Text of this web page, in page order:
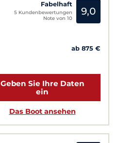
Fabelhaft
5 Kundenbewertungen
Note von 10
9,0
ab 875 €
Geben Sie Ihre Daten
ein
Das Boot ansehen